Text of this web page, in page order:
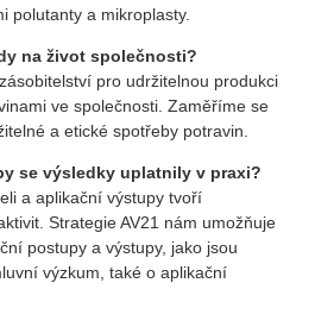
polutanty a mikroplasty.
na život společnosti?
pro udržitelnou produkci
ve společnosti. Zaměříme se
a etické spotřeby potravin.
se výsledky uplatnily v praxi?
a aplikační výstupy tvoří
Strategie AV21 nám umožňuje
postupy a výstupy, jako jsou
výzkum, také o aplikační